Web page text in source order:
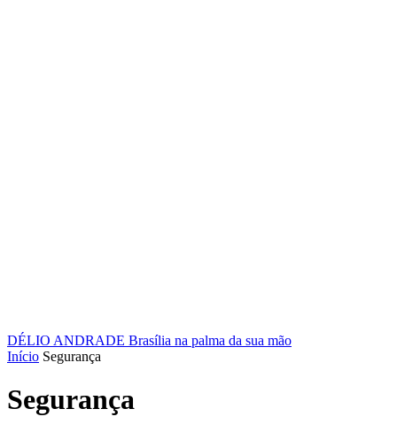
DÉLIO ANDRADE Brasília na palma da sua mão
Início Segurança
Segurança